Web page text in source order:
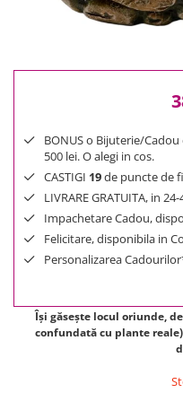
100 Lei - 200 Lei
BONUS o Bijuterie/
500 lei. O alegi in cos.
CASTIGI 19de puncte de
LIVRARE GRATUITA, in
Impachetare Cadou,
Felicitare, disponibila in
Personalizarea
Își găsește locul oriunde,
confundată cu plante